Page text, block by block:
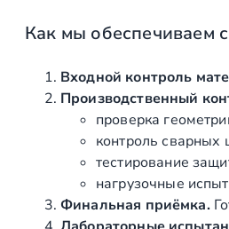
н
й
ч
й
Как мы обеспечиваем
Входной контроль
Производственный
проверка
контроль сварных
тестирование
нагрузочные
Финальная приёмка.